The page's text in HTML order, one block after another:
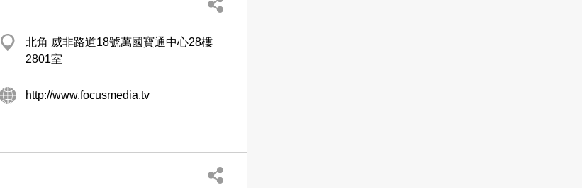
北角 威非路道18號萬國寶通中心28樓
2801室
http://www.focusmedia.tv